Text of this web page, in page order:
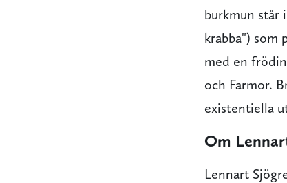
burkmun står
krabba") som
med en
och Farmor.
existentiella
Om
Lennart